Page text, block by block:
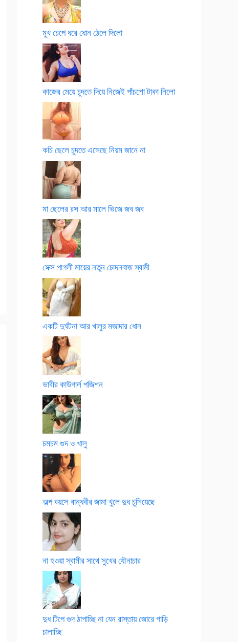
মুখ চেপে ধরে ধোন ঠেলে দিলো
কাজের মেয়ে চুদতে দিয়ে নিজেই পাঁচশো টাকা নিলো
কচি ছেলে চুদতে এসেছে নিয়ম জানে না
মা ছেলের রস আর মালে ভিজে জব জব
সেক্স পাগলী মায়ের নতুন চোদনবাজ স্বামী
একটি দুর্ঘটনা আর খালুর মজাদার ধোন
ভাবীর কাউগার্ল পজিশন
চমচম গুদ ও খালু
অল্প বয়সে বান্ধবীর জামা খুলে দুধ চুসিয়েছে
না হওয়া স্বামীর সাথে সুখের যৌনাচার
দুধ টিপে গুদ ঠাপাচ্ছি না যেন রাস্তায় জোরে গাড়ি
চালাচ্ছি